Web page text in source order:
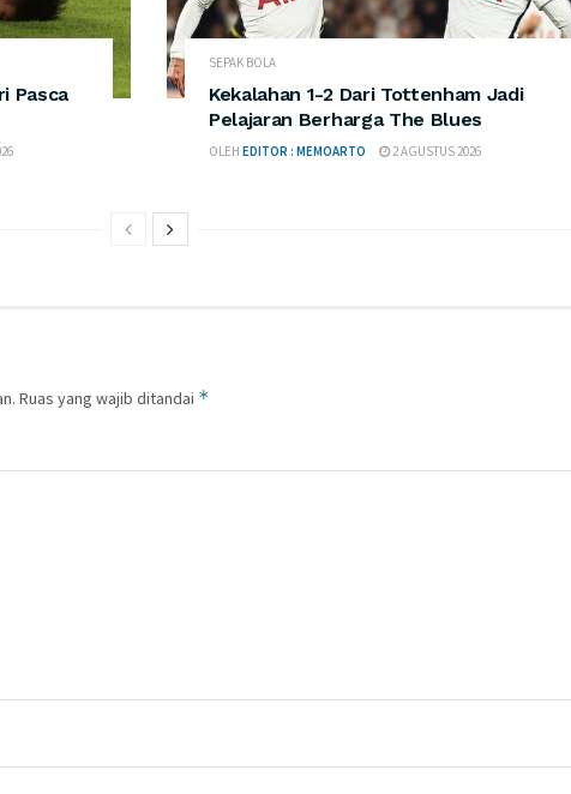
Pasca
SEPAK BOLA
Kekalahan 1-2 Dari Tottenham Jadi
Pelajaran Berharga The Blues
OLEH EDITOR : MEMOARTO 2 AGUSTUS 2026
Ruas yang wajib ditandai *